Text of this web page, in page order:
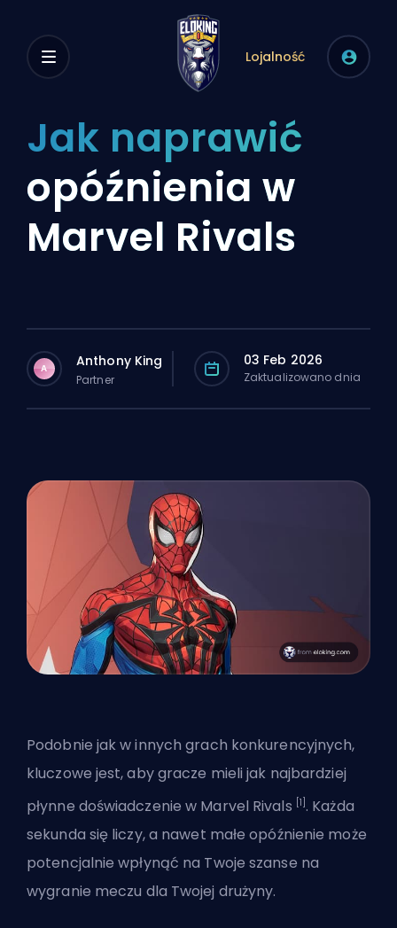
Lojalność
Jak naprawić
opóźnienia w
Marvel Rivals
A Anthony King
Partner
03 Feb 2026
Zaktualizowano dnia
Podobnie jak w innych grach konkurencyjnych,
kluczowe jest, aby gracze mieli jak najbardziej
płynne doświadczenie w Marvel Rivals [1] . Każda
sekunda się liczy, a nawet małe opóźnienie może
potencjalnie wpłynąć na Twoje szanse na
wygranie meczu dla Twojej drużyny.